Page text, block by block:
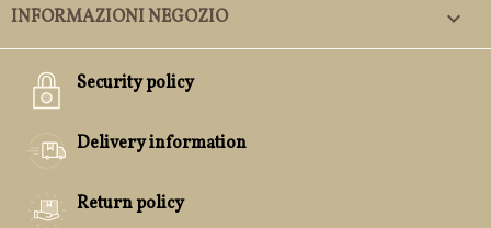
INFORMAZIONI NEGOZIO keyboard_arrow_down
Security policy
Delivery information
Return policy